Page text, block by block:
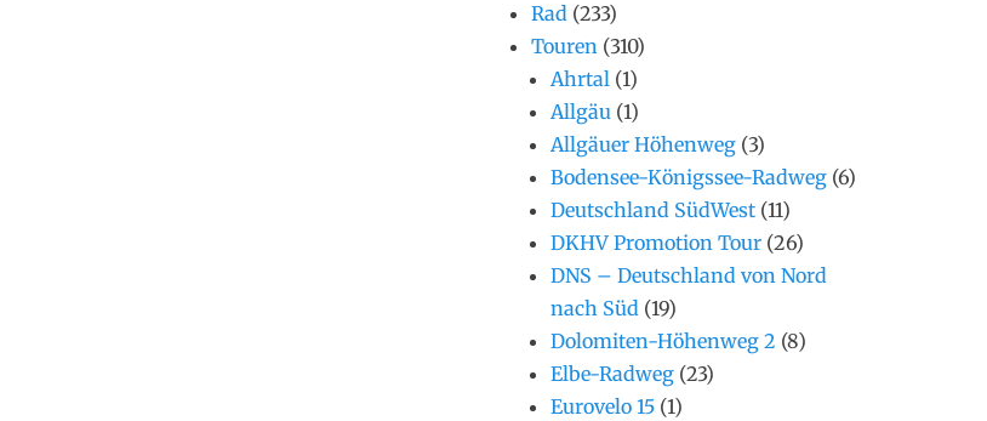
Rad (233)
Touren (310)
Ahrtal (1)
Allgäu (1)
Allgäuer Höhenweg (3)
Bodensee-Königssee-Radweg (6)
Deutschland SüdWest (11)
DKHV Promotion Tour (26)
DNS – Deutschland von Nord
nach Süd (19)
Dolomiten-Höhenweg 2 (8)
Elbe-Radweg (23)
Eurovelo 15 (1)